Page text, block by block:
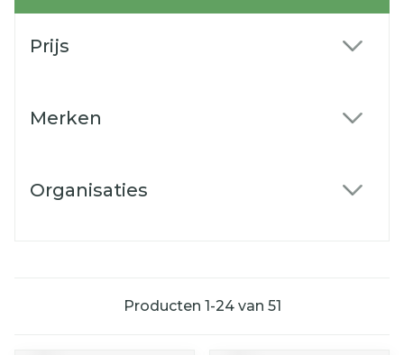
Prijs
Merken
Organisaties
Producten 1-24van 51